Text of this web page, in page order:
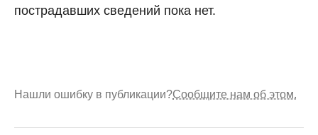
пострадавших сведений пока нет.
Нашли ошибку в публикации?Сообщите нам об этом.